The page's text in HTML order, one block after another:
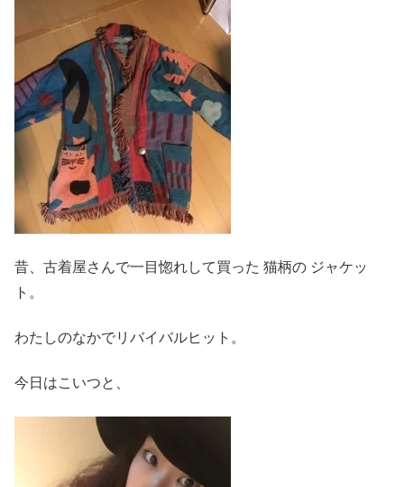
昔、古着屋さんで一目惚れして買った 猫柄の ジャケッ
ト。
わたしのなかでリバイバルヒット。
今日はこいつと、